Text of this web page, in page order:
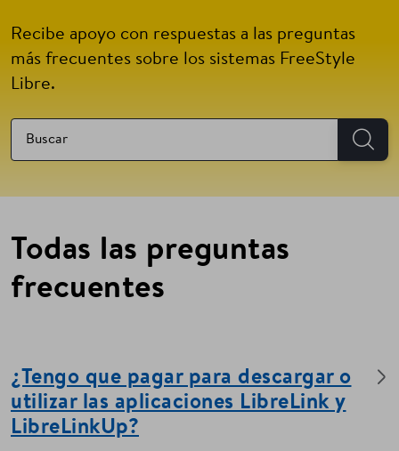
Recibe apoyo con respuestas a las preguntas
más frecuentes sobre los sistemas FreeStyle
Libre.
Todas las preguntas
frecuentes
¿Tengo que pagar para descargar o
utilizar las aplicaciones LibreLink y
LibreLinkUp?